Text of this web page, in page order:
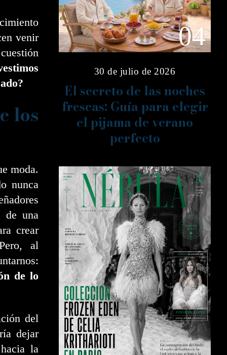
venir
los
moda.
nunca
de una
crear
al
de lo
del
dejar
la
04
30 de julio de 2026
El secreto de las noches
frescas: Guía para elegir
el pijama de verano
perfecto